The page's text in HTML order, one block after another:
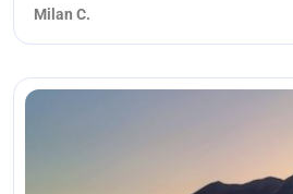
Milan C.